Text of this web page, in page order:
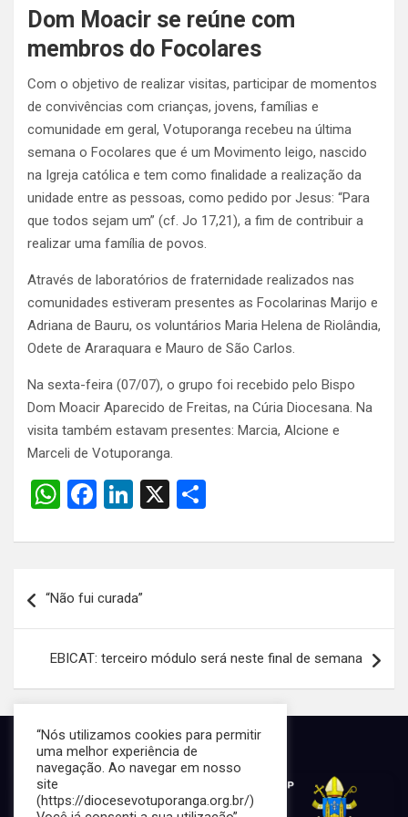
Dom Moacir se reúne com
membros do Focolares
Com o objetivo de realizar visitas, participar de momentos
de convivências com crianças, jovens, famílias e
comunidade em geral, Votuporanga recebeu na última
semana o Focolares que é um Movimento leigo, nascido
na Igreja católica e tem como finalidade a realização da
unidade entre as pessoas, como pedido por Jesus: “Para
que todos sejam um” (cf. Jo 17,21), a fim de contribuir a
realizar uma família de povos.
Através de laboratórios de fraternidade realizados nas
comunidades estiveram presentes as Focolarinas Marijo e
Adriana de Bauru, os voluntários Maria Helena de Riolândia,
Odete de Araraquara e Mauro de São Carlos.
Na sexta-feira (07/07), o grupo foi recebido pelo Bispo
Dom Moacir Aparecido de Freitas, na Cúria Diocesana. Na
visita também estavam presentes: Marcia, Alcione e
Marceli de Votuporanga.
W
at
A
p
p
F
ce
o
o
k
Li
ke
n
X
ar
de
“Não fui curada”
EBICAT: terceiro módulo será neste final de semana
“Nós utilizamos cookies para permitir
uma melhor experiência de
navegação. Ao navegar em nosso
site
(https://diocesevotuporanga.org.br/)